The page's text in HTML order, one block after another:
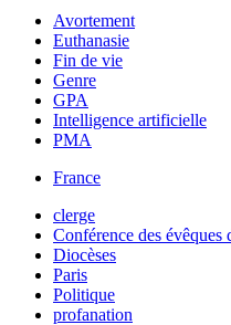
Avortement
Euthanasie
Fin de vie
Genre
GPA
Intelligence artificielle
PMA
France
clerge
Conférence des évêques
Diocèses
Paris
Politique
profanation